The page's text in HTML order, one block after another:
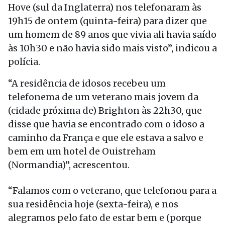
Hove (sul da Inglaterra) nos telefonaram às
19h15 de ontem (quinta-feira) para dizer que
um homem de 89 anos que vivia ali havia saído
às 10h30 e não havia sido mais visto”, indicou a
polícia.
“A residência de idosos recebeu um
telefonema de um veterano mais jovem da
(cidade próxima de) Brighton às 22h30, que
disse que havia se encontrado com o idoso a
caminho da França e que ele estava a salvo e
bem em um hotel de Ouistreham
(Normandia)”, acrescentou.
“Falamos com o veterano, que telefonou para a
sua residência hoje (sexta-feira), e nos
alegramos pelo fato de estar bem e (porque